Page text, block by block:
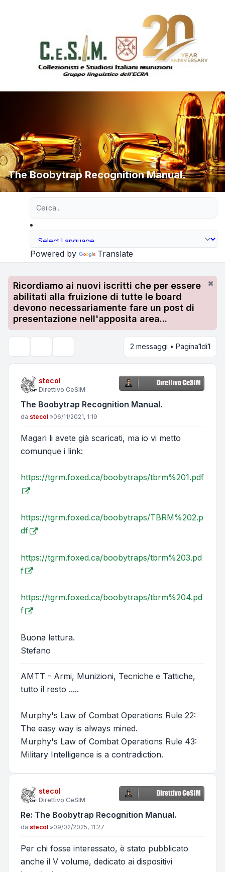
The Boobytrap Recognition Manual.
Powered by Translate
Ricordiamo ai nuovi iscritti che per essere
abilitati alla fruizione di tutte le board
devono necessariamente fare un post di
presentazione nell'apposita area...
2 messaggi • Pagina1di1
stecol
Direttivo CeSIM
The Boobytrap Recognition Manual.
Messaggio
da stecol »06/11/2021, 1:19
Magari li avete già scaricati, ma io vi metto
comunque i link:
https://tgrm.foxed.ca/boobytraps/tbrm%201.pdf
https://tgrm.foxed.ca/boobytraps/TBRM%202.p
df
https://tgrm.foxed.ca/boobytraps/tbrm%203.pd
f
https://tgrm.foxed.ca/boobytraps/tbrm%204.pd
f
Buona lettura.
Stefano
AMTT - Armi, Munizioni, Tecniche e Tattiche,
tutto il resto .....
Murphy's Law of Combat Operations Rule 22:
The easy way is always mined.
Murphy's Law of Combat Operations Rule 43:
Military Intelligence is a contradiction.
stecol
Direttivo CeSIM
Re: The Boobytrap Recognition Manual.
Messaggio
da stecol »09/02/2025, 11:27
Per chi fosse interessato, è stato pubblicato
anche il V volume, dedicato ai dispositivi